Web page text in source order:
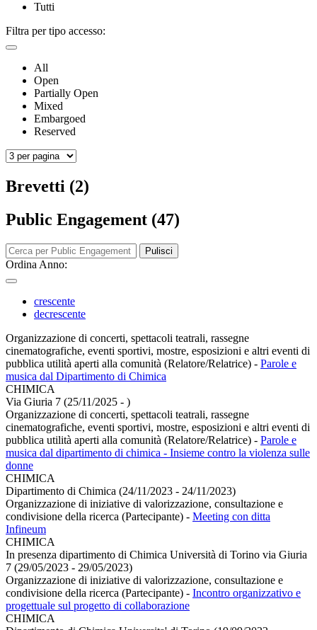
Tutti
Filtra per tipo accesso:
All
Open
Partially Open
Mixed
Embargoed
Reserved
Brevetti (2)
Public Engagement (47)
Pulisci
Ordina Anno:
crescente
decrescente
Organizzazione di concerti, spettacoli teatrali, rassegne
cinematografiche, eventi sportivi, mostre, esposizioni e altri eventi di
pubblica utilità aperti alla comunità (Relatore/Relatrice) - Parole e
musica dal Dipartimento di Chimica
CHIMICA
Via Giuria 7 (25/11/2025 - )
Organizzazione di concerti, spettacoli teatrali, rassegne
cinematografiche, eventi sportivi, mostre, esposizioni e altri eventi di
pubblica utilità aperti alla comunità (Relatore/Relatrice) - Parole e
musica dal dipartimento di chimica - Insieme contro la violenza sulle
donne
CHIMICA
Dipartimento di Chimica (24/11/2023 - 24/11/2023)
Organizzazione di iniziative di valorizzazione, consultazione e
condivisione della ricerca (Partecipante) - Meeting con ditta
Infineum
CHIMICA
In presenza dipartimento di Chimica Università di Torino via Giuria
7 (29/05/2023 - 29/05/2023)
Organizzazione di iniziative di valorizzazione, consultazione e
condivisione della ricerca (Partecipante) - Incontro organizzativo e
progettuale sul progetto di collaborazione
CHIMICA